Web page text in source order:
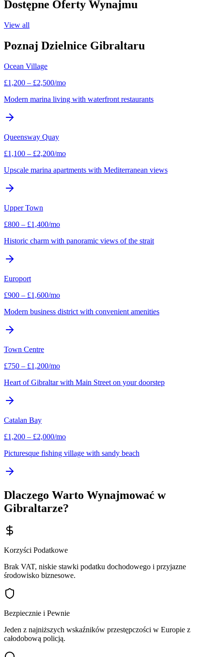
Dostępne Oferty Wynajmu
View all
Poznaj Dzielnice Gibraltaru
Ocean Village
£1,200 – £2,500/mo
Modern marina living with waterfront restaurants
Queensway Quay
£1,100 – £2,200/mo
Upscale marina apartments with Mediterranean views
Upper Town
£800 – £1,400/mo
Historic charm with panoramic views of the strait
Europort
£900 – £1,600/mo
Modern business district with convenient amenities
Town Centre
£750 – £1,200/mo
Heart of Gibraltar with Main Street on your doorstep
Catalan Bay
£1,200 – £2,000/mo
Picturesque fishing village with sandy beach
Dlaczego Warto Wynajmować w
Gibraltarze?
Korzyści Podatkowe
Brak VAT, niskie stawki podatku dochodowego i przyjazne
środowisko biznesowe.
Bezpiecznie i Pewnie
Jeden z najniższych wskaźników przestępczości w Europie z
całodobową policją.